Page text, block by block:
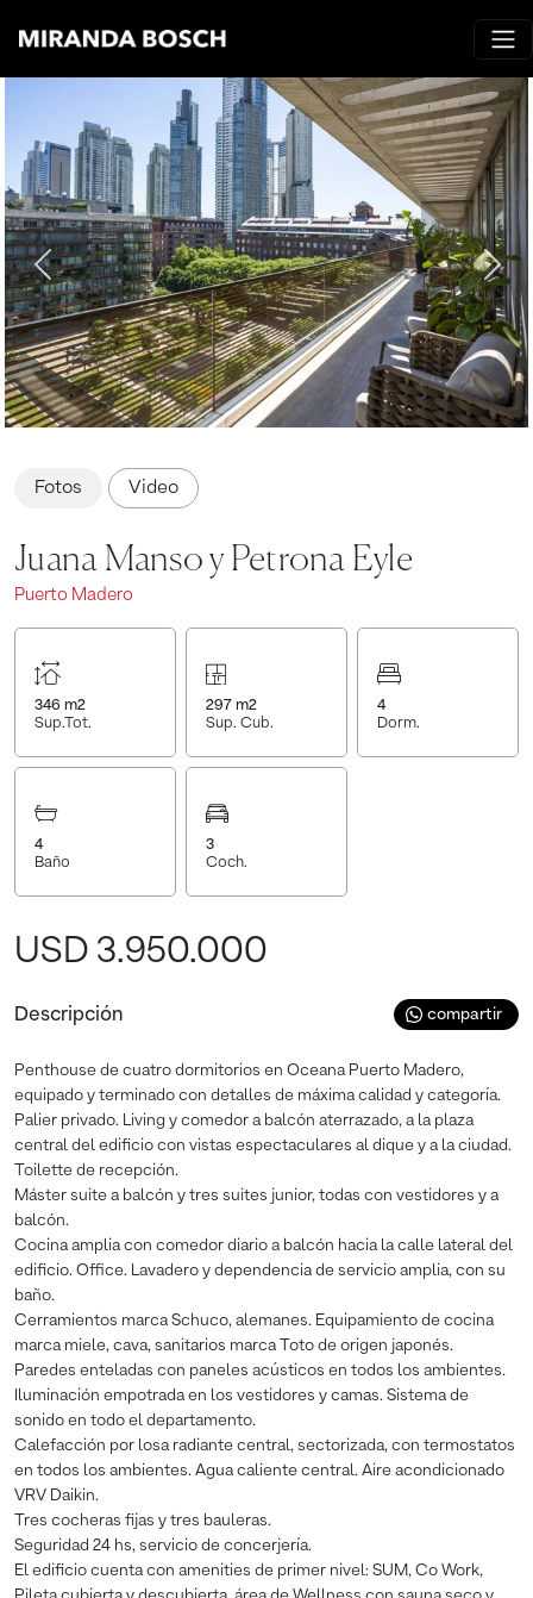
Fotos Video
Juana Manso y Petrona Eyle
Puerto Madero
346 m2
Sup.Tot.
297 m2
Sup. Cub.
4
Dorm.
4
Baño
3
Coch.
USD 3.950.000
Descripción compartir
Penthouse de cuatro dormitorios en Oceana Puerto Madero,
equipado y terminado con detalles de máxima calidad y categoría.
Palier privado. Living y comedor a balcón aterrazado, a la plaza
central del edificio con vistas espectaculares al dique y a la ciudad.
Toilette de recepción.
Máster suite a balcón y tres suites junior, todas con vestidores y a
balcón.
Cocina amplia con comedor diario a balcón hacia la calle lateral del
edificio. Office. Lavadero y dependencia de servicio amplia, con su
baño.
Cerramientos marca Schuco, alemanes. Equipamiento de cocina
marca miele, cava, sanitarios marca Toto de origen japonés.
Paredes enteladas con paneles acústicos en todos los ambientes.
Iluminación empotrada en los vestidores y camas. Sistema de
sonido en todo el departamento.
Calefacción por losa radiante central, sectorizada, con termostatos
en todos los ambientes. Agua caliente central. Aire acondicionado
VRV Daikin.
Tres cocheras fijas y tres bauleras.
Seguridad 24 hs, servicio de concerjería.
El edificio cuenta con amenities de primer nivel: SUM, Co Work,